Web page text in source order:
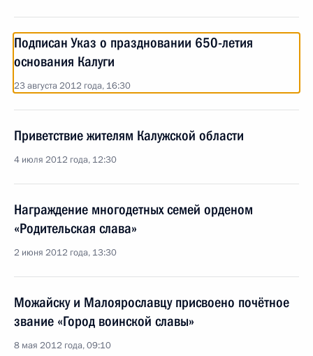
Подписан Указ о праздновании 650-летия
основания Калуги
23 августа 2012 года, 16:30
Приветствие жителям Калужской области
4 июля 2012 года, 12:30
Награждение многодетных семей орденом
«Родительская слава»
2 июня 2012 года, 13:30
Можайску и Малоярославцу присвоено почётное
звание «Город воинской славы»
8 мая 2012 года, 09:10